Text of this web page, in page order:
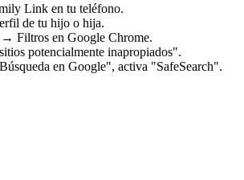
Link en tu teléfono.
de tu hijo o hija.
→ Filtros en Google Chrome.
potencialmente inapropiados".
en Google", activa "SafeSearch".